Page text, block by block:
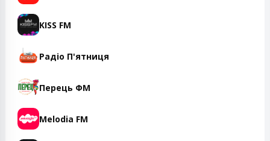
KISS FM
Радіо П'ятниця
Перець ФМ
Melodia FM